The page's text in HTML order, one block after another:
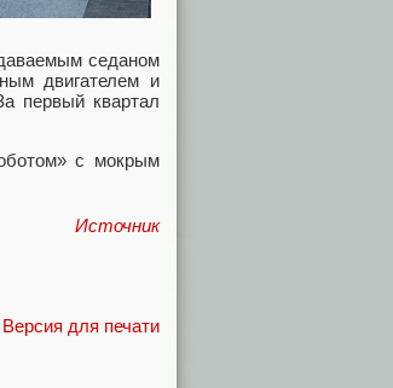
седаном
двигателем и
первый квартал
с мокрым
Источник
Версия для печати